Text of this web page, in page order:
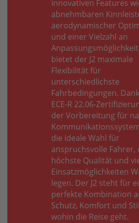
innovativen Features
abnehmbaren
aerodynamischer
und einer Vielzahl an
bietet der J2 maximale
Flexibilität für
unterschiedlichste
Fahrbedingungen.
ECE-R 22.06-
der Vorbereitung für
die ideale Wahl für
anspruchsvolle Fahrer,
höchste Qualität und
Einsatzmöglichkeiten
legen. Der J2 steht für
perfekte Kombination
Schutz, Komfort und
wohin die Reise geht.